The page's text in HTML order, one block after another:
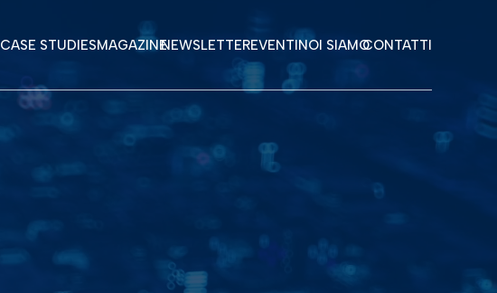
CASE STUDIESMAGAZINENEWSLETTEREVENTINOI SIAMOCONTATTI